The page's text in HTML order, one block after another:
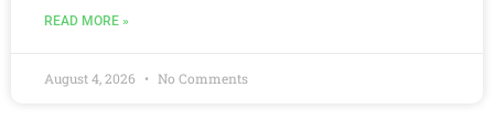
READ MORE »
August 4, 2026 No Comments